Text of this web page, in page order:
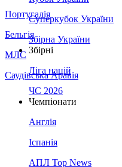
Португалія
Бельгія
МЛС
Саудівська Аравія
Суперкубок України
Збірна України
Збірні
Ліга націй
ЧС 2026
Чемпіонати
Англія
Іспанія
АПЛ Top News